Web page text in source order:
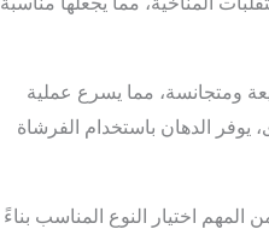
ومتجانسة، مما يسرع عملية
الدهان باستخدام الفرشاة
اختيار النوع المناسب بناءً